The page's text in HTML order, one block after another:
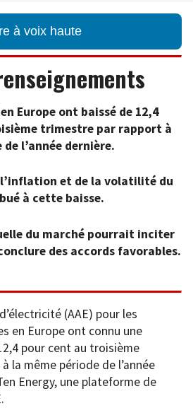
à voix haute
Europe ont baissé de 12,4
trimestre par rapport à
l’année dernière.
et de la volatilité du
à cette baisse.
du marché pourrait inciter
des accords favorables.
(AAE) pour les
en Europe ont connu une
pour cent au troisième
la même période de l’année
Energy, une plateforme de